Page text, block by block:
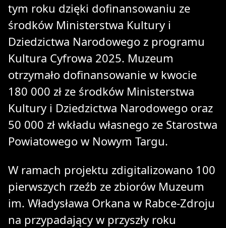
tym roku dzięki dofinansowaniu ze
środków Ministerstwa Kultury i
Dziedzictwa Narodowego z programu
Kultura Cyfrowa 2025. Muzeum
otrzymało dofinansowanie w kwocie
180 000 zł ze środków Ministerstwa
Kultury i Dziedzictwa Narodowego oraz
50 000 zł wkładu własnego ze Starostwa
Powiatowego w Nowym Targu.
W ramach projektu zdigitalizowano 100
pierwszych rzeźb ze zbiorów Muzeum
im. Władysława Orkana w Rabce-Zdroju
na przypadający w przyszły roku